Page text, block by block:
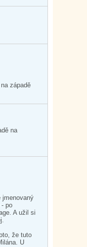
západě
na
jmenovaný
po
A užil si
že tuto
U